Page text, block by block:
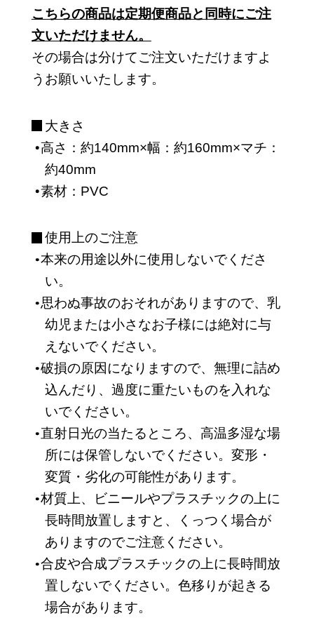
こちらの商品は定期便商品と同時にご注
文いただけません。
その場合は分けてご注文いただけますよ
うお願いいたします。
大きさ
高さ：約140mm×幅：約160mm×マチ：
約40mm
素材：PVC
使用上のご注意
本来の用途以外に使用しないでくださ
い。
思わぬ事故のおそれがありますので、乳
幼児または小さなお子様には絶対に与
えないでください。
破損の原因になりますので、無理に詰め
込んだり、過度に重たいものを入れな
いでください。
直射日光の当たるところ、高温多湿な場
所には保管しないでください。変形・
変質・劣化の可能性があります。
材質上、ビニールやプラスチックの上に
長時間放置しますと、くっつく場合が
ありますのでご注意ください。
合皮や合成プラスチックの上に長時間放
置しないでください。色移りが起きる
場合があります。